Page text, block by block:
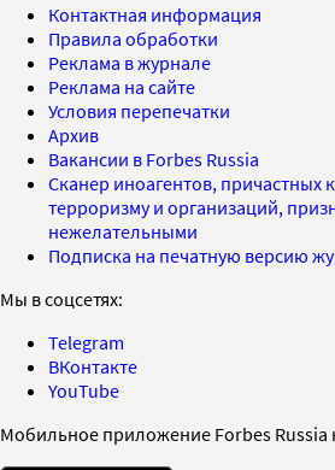
Контактная информация
Правила обработки
Реклама в журнале
Реклама на сайте
Условия перепечатки
Архив
Вакансии в Forbes Russia
Сканер иноагентов, причастных
терроризму и организаций,
нежелательными
Подписка на печатную версию
Мы в соцсетях:
Telegram
ВКонтакте
YouTube
Мобильное приложение Forbes Russia